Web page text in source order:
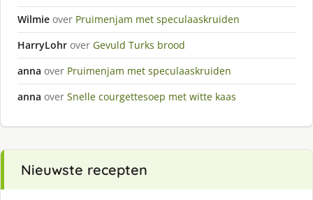
Wilmie over Pruimenjam met speculaaskruiden
HarryLohr over Gevuld Turks brood
anna over Pruimenjam met speculaaskruiden
anna over Snelle courgettesoep met witte kaas
Nieuwste recepten